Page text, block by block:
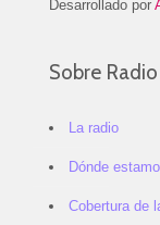
Desarrollado por
Sobre
La radio
Dónde
Cobertura de